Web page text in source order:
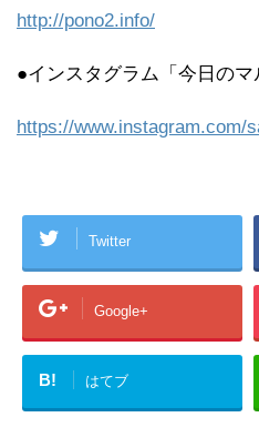
http://pono2.info/
●インスタグラム「今日の
https://www.instagram.com/
Twitter
Google+
B! はてブ